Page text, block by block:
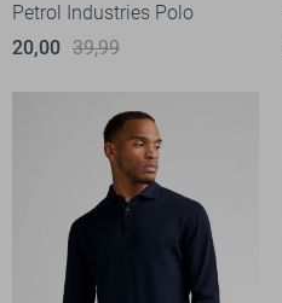
Petrol Industries Polo
20,00 39,99